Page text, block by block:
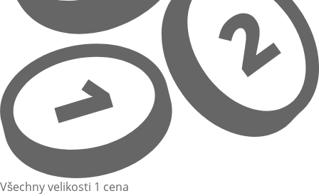
Všechny velikosti 1 cena